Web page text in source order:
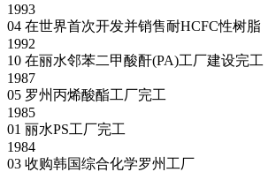
1993
04 在世界首次开发并销售耐HCFC性树脂
1992
10 在丽水邻苯二甲酸酐(PA)工厂建设完工
1987
05 罗州丙烯酸酯工厂完工
1985
01 丽水PS工厂完工
1984
03 收购韩国综合化学罗州工厂